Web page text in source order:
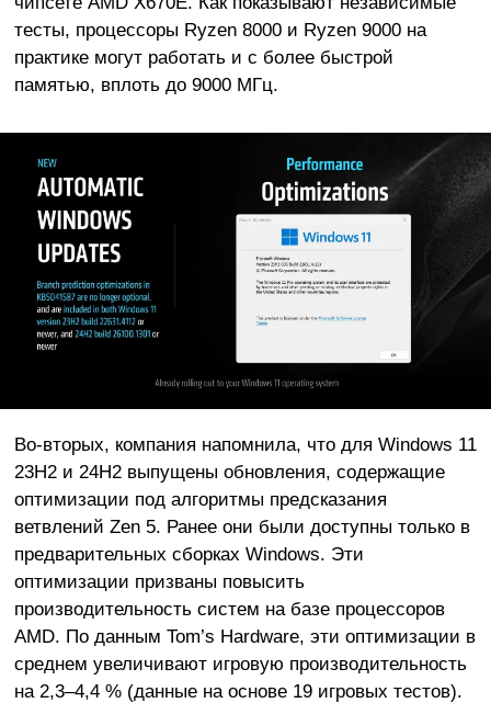
тесты, процессоры Ryzen 8000 и Ryzen 9000 на
практике могут работать и с более быстрой
памятью, вплоть до 9000 МГц.
Во-вторых, компания напомнила, что для Windows 11
23H2 и 24H2 выпущены обновления, содержащие
оптимизации под алгоритмы предсказания
ветвлений Zen 5. Ранее они были доступны только в
предварительных сборках Windows. Эти
оптимизации призваны повысить
производительность систем на базе процессоров
AMD. По данным Tom’s Hardware, эти оптимизации в
среднем увеличивают игровую производительность
на 2,3–4,4 % (данные на основе 19 игровых тестов).